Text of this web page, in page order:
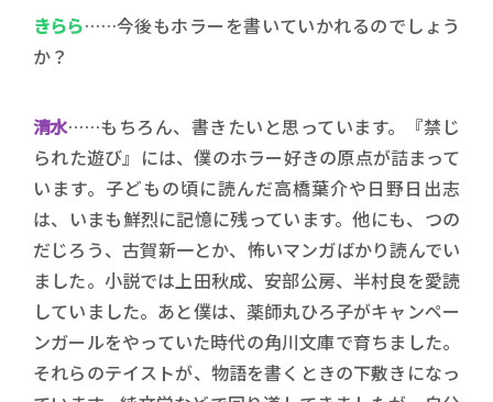
きらら……今後もホラーを書いていかれるのでしょう
か？
清水……もちろん、書きたいと思っています。『禁じ
られた遊び』には、僕のホラー好きの原点が詰まって
います。子どもの頃に読んだ高橋葉介や日野日出志
は、いまも鮮烈に記憶に残っています。他にも、つの
だじろう、古賀新一とか、怖いマンガばかり読んでい
ました。小説では上田秋成、安部公房、半村良を愛読
していました。あと僕は、薬師丸ひろ子がキャンペー
ンガールをやっていた時代の角川文庫で育ちました。
それらのテイストが、物語を書くときの下敷きになっ